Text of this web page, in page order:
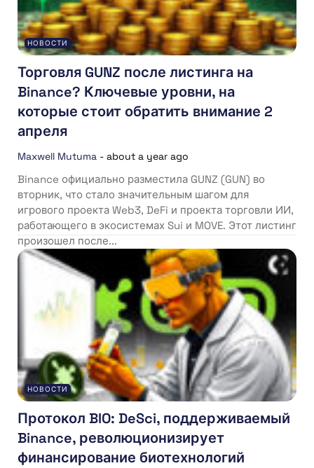
НОВОСТИ
Торговля GUNZ после листинга на
Binance? Ключевые уровни, на
которые стоит обратить внимание 2
апреля
Maxwell Mutuma - about a year ago
Binance официально разместила GUNZ (GUN) во
вторник, что стало значительным шагом для
игрового проекта Web3, DeFi и проекта торговли ИИ,
работающего в экосистемах Sui и MOVE. Этот листинг
произошел после...
НОВОСТИ
Протокол BIO: DeSci, поддерживаемый
Binance, революционизирует
финансирование биотехнологий